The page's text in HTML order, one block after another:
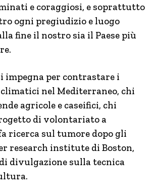
e coraggiosi, e soprattutto
ogni pregiudizio e luogo
fine il nostro sia il Paese più
impegna per contrastare i
nel Mediterraneo, chi
agricole e caseifici, chi
di volontariato a
ricerca sul tumore dopo gli
research institute di Boston,
divulgazione sulla tecnica